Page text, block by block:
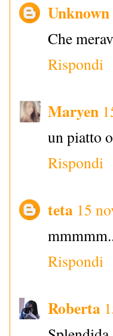
Unknown
Che
Rispondi
Maryen
un piatto
Rispondi
teta 15
Rispondi
Roberta